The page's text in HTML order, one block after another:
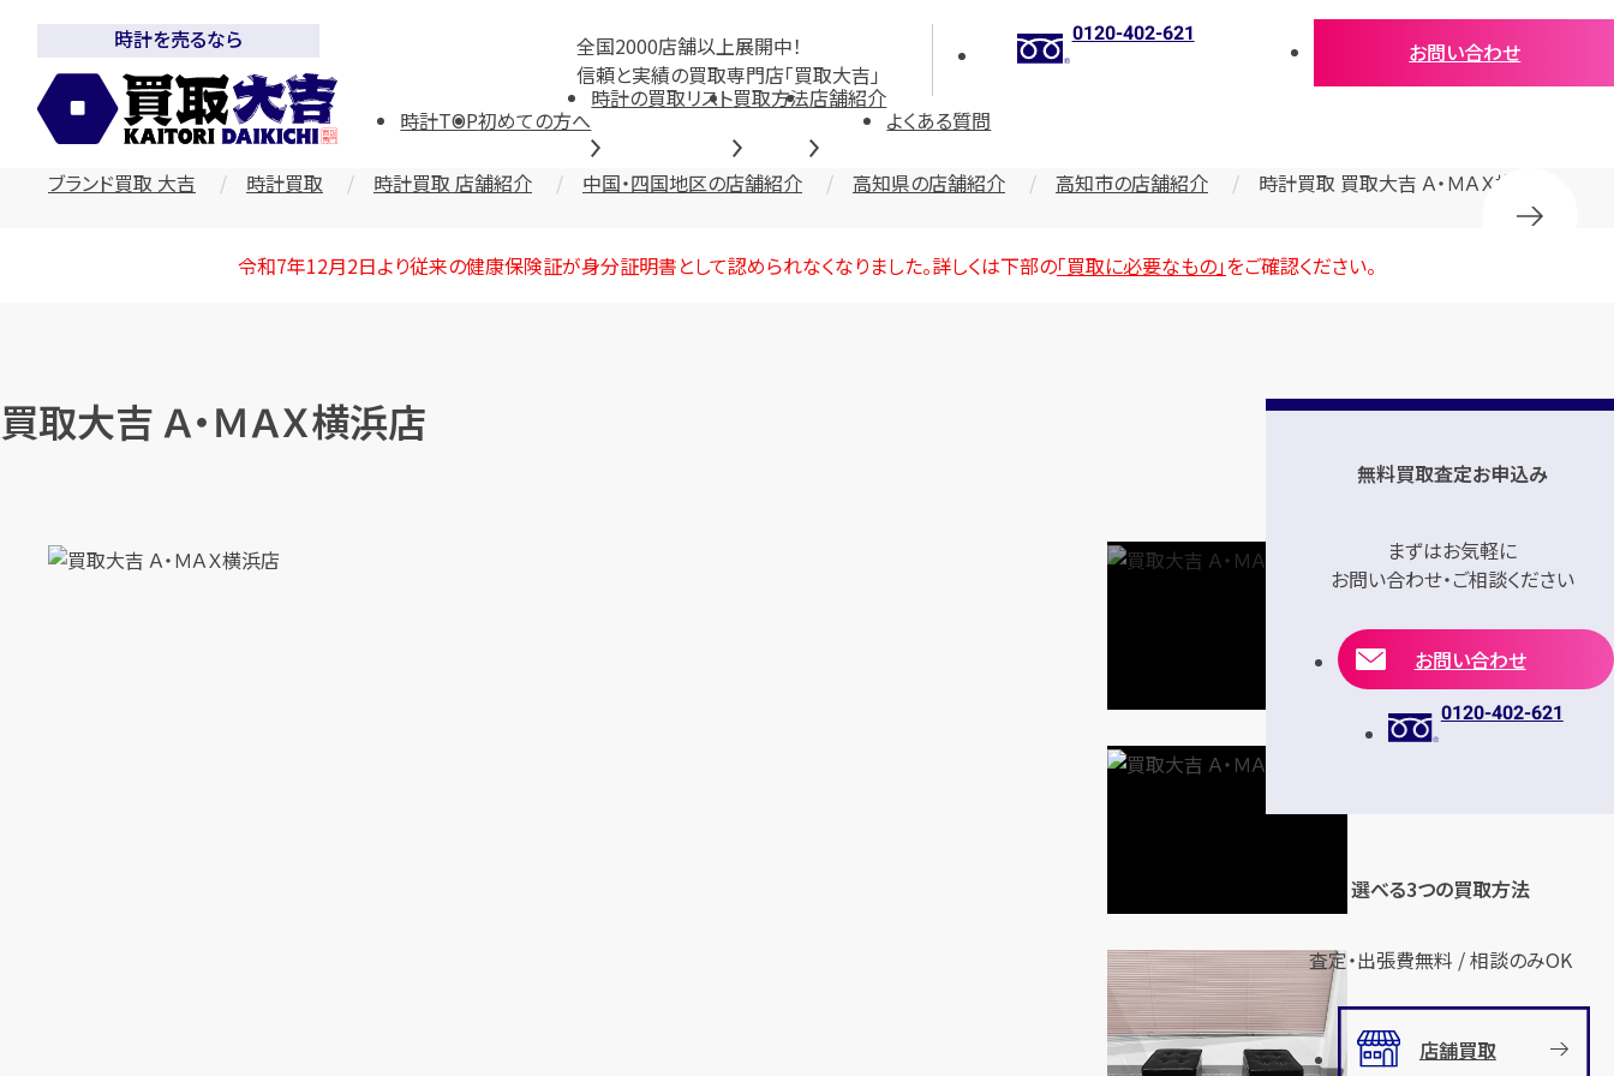
全国2000店舗以上展開中！
信頼と実績の買取専門店「買取大吉」
時計を売るなら 0120-402-621
お問い合わせ
時計TOP初めての方へ
時計の買取リスト買取方法店舗紹介
よくある質問
ブランド買取 大吉 時計買取 時計買取 店舗紹介 中国・四国地区の店舗紹介 高知県の店舗紹介 高知市の店舗紹介 時計買取 買取大吉 Ａ・ＭＡＸ横浜店
令和7年12月2日より従来の健康保険証が身分証明書として認められなくなりました。詳しくは下部の「買取に必要なもの」をご確認ください。
買取大吉 Ａ・ＭＡＸ横浜店
無料買取査定お申込み
まずはお気軽に
お問い合わせ・ご相談ください
お問い合わせ
0120-402-621
選べる3つの買取方法
査定・出張費無料 / 相談のみOK
店舗買取